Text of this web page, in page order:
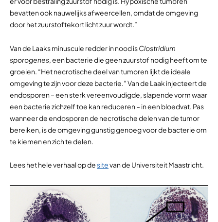
bevatten ook nauwelijks afweercellen, omdat de omgeving
door het zuurstoftekort licht zuur wordt.”
Van de Laaks minuscule redder in nood isClostridium
sporogenes , een bacterie die geen zuurstof nodig heeft om te
groeien. “Het necrotische deel van tumoren lijkt de ideale
omgeving te zijn voor deze bacterie.” Van de Laak injecteert de
endosporen – een sterk vereenvoudigde, slapende vorm waar
een bacterie zichzelf toe kan reduceren – in een bloedvat. Pas
wanneer de endosporen de necrotische delen van de tumor
bereiken, is de omgeving gunstig genoeg voor de bacterie om
te kiemen en zich te delen.
Lees het hele verhaal op desitevan de Universiteit Maastricht.